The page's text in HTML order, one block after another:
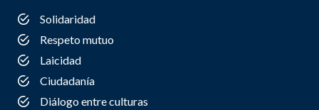
Solidaridad
Respeto mutuo
Laicidad
Ciudadanía
Diálogo entre culturas